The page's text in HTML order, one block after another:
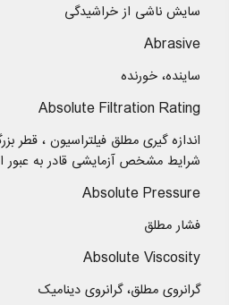
سایش ناشی از خراشیدگی
Abrasive
ساینده، خورنده
Absolute Filtration Rating
اندازه گیری مطلق فیلتراسیون ، قطر
شرایط مشخص آزمایشی قادر به عبور
Absolute Pressure
فشار مطلق
Absolute Viscosity
گرانروی مطلق، گرانروی دینامیک